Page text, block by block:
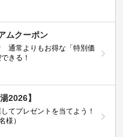
ムクーポン
通常よりもお得な「特別価
きる！
2026】
てプレゼントを当てよう！
様）